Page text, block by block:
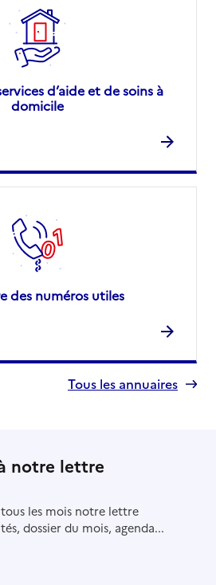
d’aide et de soins à
domicile
des numéros utiles
Tous les annuaires
notre lettre
les mois notre lettre
dossier du mois, agenda...